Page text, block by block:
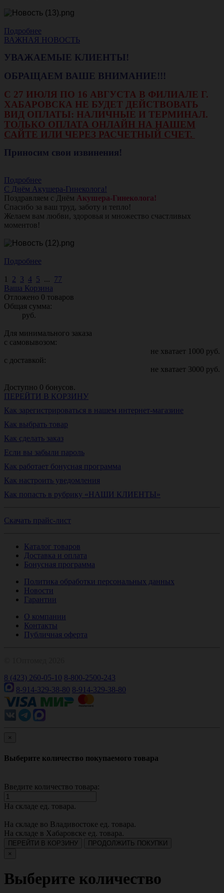
Подробнее
ВАЖНАЯ НОВОСТЬ
УВАЖАЕМЫЕ КЛИЕНТЫ!
ОБРАЩАЕМ ВАШЕ ВНИМАНИЕ!!!
С 27 ИЮЛЯ ПО 16 АВГУСТА В ФИЛИАЛЕ Г.
ХАБАРОВСКА НЕ БУДЕТ ДЕЙСТВОВАТЬ
ВИД ОПЛАТЫ: НАЛИЧНЫЕ И ТЕРМИНАЛ.
ТОЛЬКО ОПЛАТА ОНЛАЙН НА НАШЕМ
САЙТЕ ИЛИ ЧЕРЕЗ РАСЧЕТНЫЙ СЧЕТ.
Приносим свои извинения!
Подробнее
С Днём Акушера-Гинеколога!
Поздравляем с Днём Акушера-Гинеколога!
Спасибо за ваш труд, заботу и тепло!
Желаем вам любви, здоровья и множество счастливых
моментов!
Подробнее
1 2 3 4 5 ... 77
Ваша Корзина
Отложено 0 товаров
Общая сумма:
руб.
Для минимального заказа
с самовывозом:
не хватает 1000 руб.
с доставкой:
не хватает 3000 руб.
Доступно 0 бонусов.
ПЕРЕЙТИ В КОРЗИНУ
Как зарегистрироваться в нашем интернет-магазине
Как выбрать товар
Как сделать заказ
Если вы забыли пароль
Как работает бонусная программа
Как настроить уведомления
Как попасть в рубрику «НАШИ КЛИЕНТЫ»
Скачать прайс-лист
Каталог товаров
Доставка и оплата
Бонусная программа
Политика обработки персональных данных
Новости
Гарантии
О компании
Контакты
Публичная оферта
8 (423) 260-05-10 8-800-2500-243
8-914-329-38-80 8-914-329-38-80
×
Выберите количество покупаемого товара
Введите количество товара:
На складе ед. товара.
На складе во Владивостоке ед. товара.
На складе в Хабаровске ед. товара.
ПЕРЕЙТИ В КОРЗИНУ
ПРОДОЛЖИТЬ ПОКУПКИ
×
Выберите количество